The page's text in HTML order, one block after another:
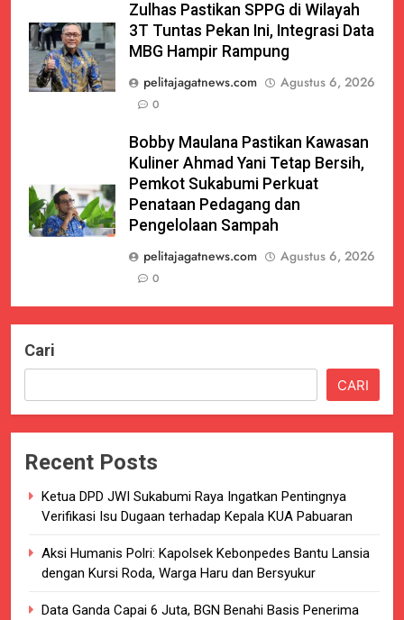
Zulhas Pastikan SPPG di Wilayah
3T Tuntas Pekan Ini, Integrasi Data
MBG Hampir Rampung
pelitajagatnews.com
Agustus 6, 2026
0
Bobby Maulana Pastikan Kawasan
Kuliner Ahmad Yani Tetap Bersih,
Pemkot Sukabumi Perkuat
Penataan Pedagang dan
Pengelolaan Sampah
pelitajagatnews.com
Agustus 6, 2026
0
Cari
CARI
Recent Posts
Ketua DPD JWI Sukabumi Raya Ingatkan Pentingnya
Verifikasi Isu Dugaan terhadap Kepala KUA Pabuaran
Aksi Humanis Polri: Kapolsek Kebonpedes Bantu Lansia
dengan Kursi Roda, Warga Haru dan Bersyukur
Data Ganda Capai 6 Juta, BGN Benahi Basis Penerima